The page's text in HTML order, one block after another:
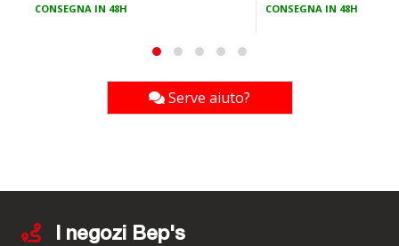
CONSEGNA IN 48H CONSEGNA IN 48H
Serve aiuto?
I negozi Bep's